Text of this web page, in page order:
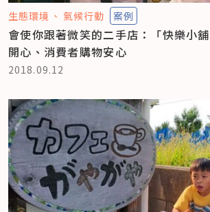
生態環境 氣候行動 案例
會使你跟著微笑的二手店：「快樂小
開心、消費者購物安心
2018.09.12